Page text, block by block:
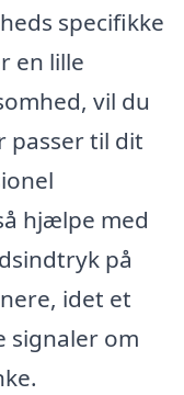
specifikke
en lille
vil du
passer til dit
hjælpe med
på
idet et
signaler om